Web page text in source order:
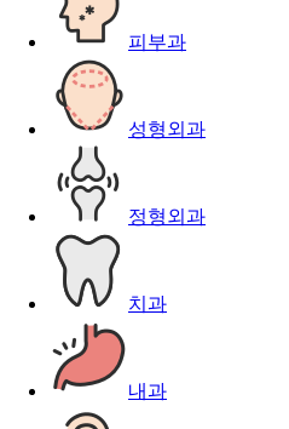
피부과
성형외과
정형외과
치과
내과